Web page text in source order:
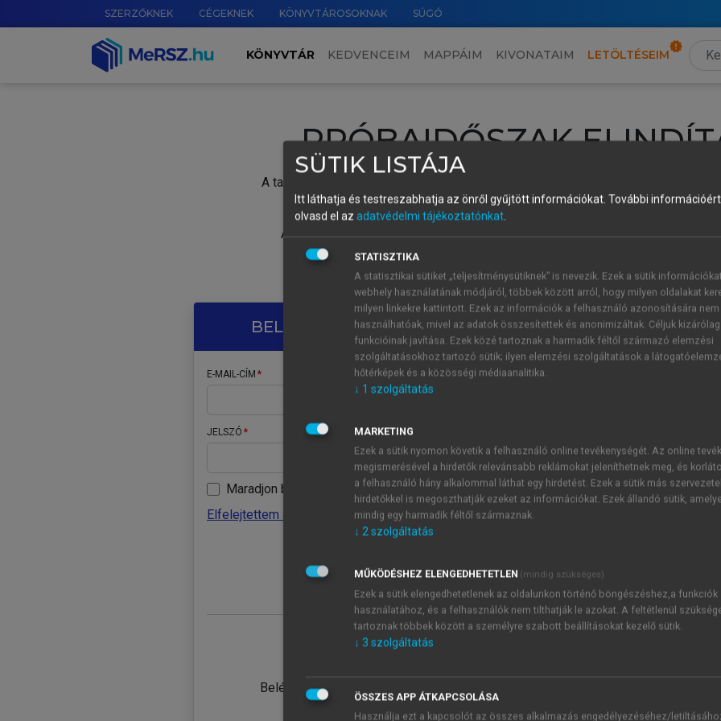
SZERZŐKNEK CÉGEKNEK KÖNYVTÁROSOKNAK SÚGÓ
KÖNYVTÁR KEDVENCEIM MAPPÁIM KIVONATAIM LETÖLTÉSEIM
PRÓBAIDŐSZAK
A tartalom megtekintéséhez lépj be a saját fiókoddal, iskolai azonosítóddal vagy
Új felhasználóként1 óra díjmentes hozzáférésrevagy
A próbaidőszak elindításához,
vagy hozz
A regisztráció után a
BELÉPÉS SAJÁT FIÓKKAL
E-MAIL-CÍM
JELSZÓ
Maradjon belépve
Elfelejtettem a jelszavamat
Belépés intézményi azonosítóval
ÚJ FIÓK
1 óra
JELSZÓ
Kérek értesítést a MeRSZ
Kérek értesítést az
SÜTIK LISTÁJA
Itt láthatja és testreszabhatja az önről gyűjtött információkat. További
olvasd el az adatvédelmi tájékoztatónkat.
STATISZTIKA
A statisztikai sütiket „teljesítménysütiknek” is nevezik. Ezek a sütik
webhely használatának módjáról, többek között arról, hogy milyen oldalakat
milyen linkekre kattintott. Ezek az információk a felhasználó azonosítására nem
használhatóak, mivel az adatok összesítettek és anonimizáltak. Céljuk
funkcióinak javítása. Ezek közé tartoznak a harmadik féltől származó elemzési
szolgáltatásokhoz tartozó sütik; ilyen elemzési szolgáltatások a
hőtérképek és a közösségi médiaanalitika.
↓ 1 szolgáltatás
MARKETING
Ezek a sütik nyomon követik a felhasználó online tevékenységét. Az online
megismerésével a hirdetők relevánsabb reklámokat jeleníthetnek meg, és
a felhasználó hány alkalommal láthat egy hirdetést. Ezek a sütik más
hirdetőkkel is megoszthatják ezeket az információkat. Ezek állandó sütik,
mindig egy harmadik féltől származnak.
↓ 2szolgáltatás
MŰKÖDÉSHEZ ELENGEDHETETLEN (mindig szükséges)
Ezek a sütik elengedhetetlenek az oldalunkon történő böngészéshez,a funkciók
használatához, és a felhasználók nem tilthatják le azokat. A feltétlenül
tartoznak többek között a személyre szabott beállításokat kezelő sütik.
↓ 3 szolgáltatás
ÖSSZES APP ÁTKAPCSOLÁSA
Használja ezt a kapcsolót az összes alkalmazás engedélyezéséhez/